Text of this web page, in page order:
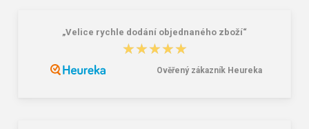
„Velice rychle dodání objednaného zboží“
★★★★★
★★★★★
Ověřený zákazník Heureka